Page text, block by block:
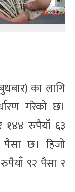
का लागि
गरेको छ।
रुपैयाँ ६३
छ। हिजो
९२ पैसा र